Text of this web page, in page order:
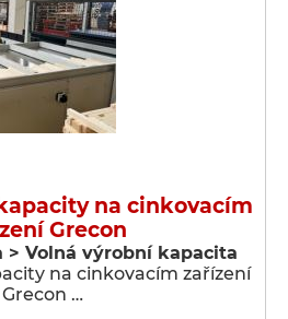
na cinkovacím
Grecon
> Volná výrobní kapacita
na cinkovacím zařízení
Grecon …